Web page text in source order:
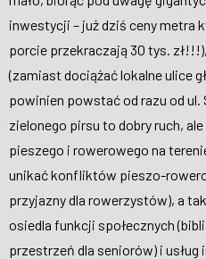
inwestycji – już dziś ceny metra
porcie przekraczają 30 tys.
(zamiast dociążać lokalne ulice
powinien powstać od razu od
zielonego pirsu to dobry ruch,
pieszego i rowerowego na
unikać konfliktów pieszo-
przyjazny dla rowerzystów), a
osiedla funkcji społecznych
przestrzeń dla seniorów) i usług